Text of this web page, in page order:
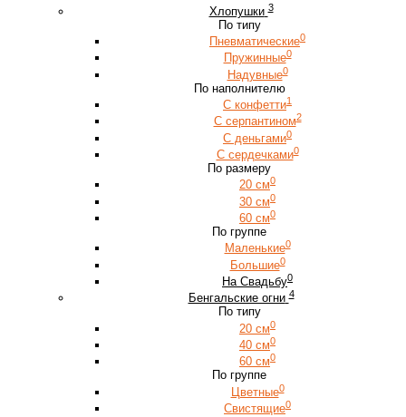
Хлопушки 3
По типу
Пневматические0
Пружинные0
Надувные0
По наполнителю
С конфетти1
С серпантином2
С деньгами0
С сердечками0
По размеру
20 см0
30 см0
60 см0
По группе
Маленькие0
Большие0
На Свадьбу0
Бенгальские огни 4
По типу
20 см0
40 см0
60 см0
По группе
Цветные0
Свистящие0